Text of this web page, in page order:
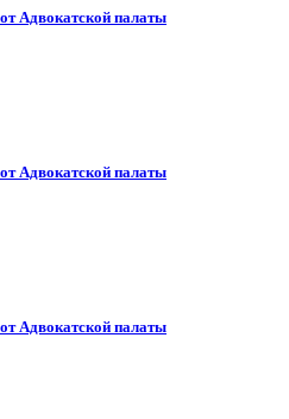
Адвокатской палаты
Адвокатской палаты
Адвокатской палаты